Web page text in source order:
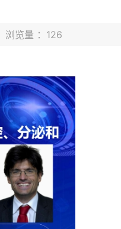
览量 ： 126